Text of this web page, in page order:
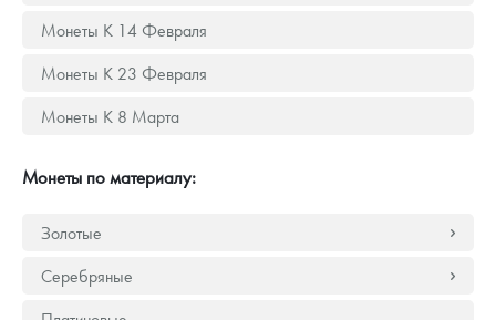
Монеты К 14 Февраля
Монеты К 23 Февраля
Монеты К 8 Марта
Монеты по материалу:
Золотые
Серебряные